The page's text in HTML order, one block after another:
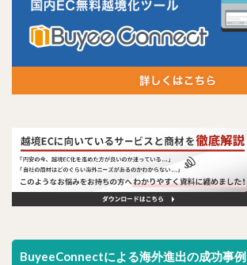
BuyeeConnectによる海外進出の成功事例